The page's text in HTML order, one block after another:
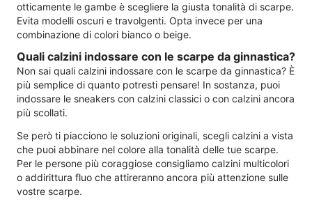
otticamente le gambe è scegliere la giusta tonalità di scarpe.
Evita modelli oscuri e travolgenti. Opta invece per una
combinazione di colori bianco o beige.
Quali calzini indossare con le scarpe da ginnastica?
Non sai quali calzini indossare con le scarpe da ginnastica? È
più semplice di quanto potresti pensare! In sostanza, puoi
indossare le sneakers con calzini classici o con calzini ancora
più scollati.
Se però ti piacciono le soluzioni originali, scegli calzini a vista
che puoi abbinare nel colore alla tonalità delle tue scarpe.
Per le persone più coraggiose consigliamo calzini multicolori
o addirittura fluo che attireranno ancora più attenzione sulle
vostre scarpe.